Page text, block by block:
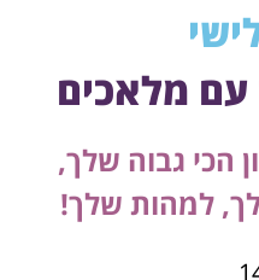
מלאכים
הכי גבוה שלך,
למהות שלך!